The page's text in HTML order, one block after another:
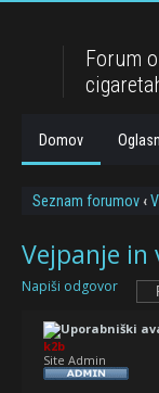
Forum
Domov
Seznam forumov ‹
Vejpanje
Napiši odgovor
k2b
Site Admin